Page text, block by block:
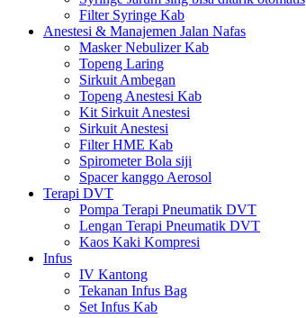
Filter Syringe Kab
Anestesi & Manajemen Jalan Nafas
Masker Nebulizer Kab
Topeng Laring
Sirkuit Ambegan
Topeng Anestesi Kab
Kit Sirkuit Anestesi
Sirkuit Anestesi
Filter HME Kab
Spirometer Bola siji
Spacer kanggo Aerosol
Terapi DVT
Pompa Terapi Pneumatik DVT
Lengan Terapi Pneumatik DVT
Kaos Kaki Kompresi
Infus
IV Kantong
Tekanan Infus Bag
Set Infus Kab